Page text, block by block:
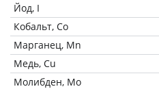
Йод, I
Кобальт, Co
Марганец, Mn
Медь, Cu
Молибден, Mo